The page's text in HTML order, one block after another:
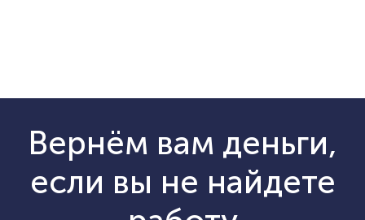
Вернём вам деньги,
если вы не найдете